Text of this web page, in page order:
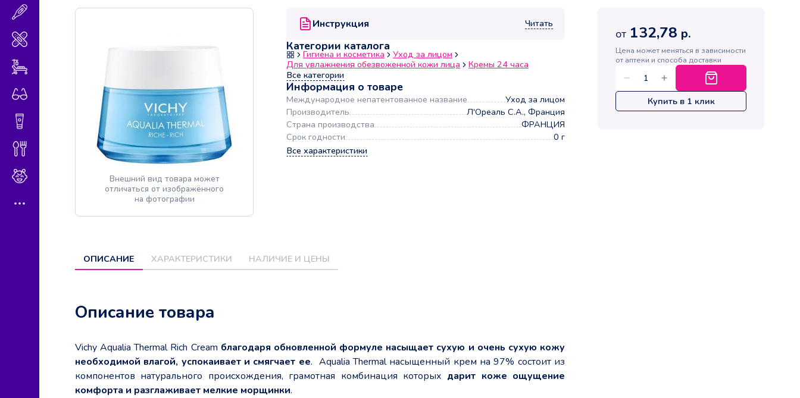
Медицинская техника
Гигиена и косметика
Диетическое питание
Внешний вид товара может
отличаться от изображённого
на фотографии
Инструкция Читать
Категории каталога
Гигиена и косметика
Уход за лицом
Для увлажнения обезвоженной кожи лица
Кремы 24 часа
Все категории
Информация о товаре
Международное непатентованное название
Уход за лицом
Производитель
Л'Ореаль С.А., Франция
Страна производства
ФРАНЦИЯ
Срок годности
0 г
Все характеристики
ОПИСАНИЕ ХАРАКТЕРИСТИКИ НАЛИЧИЕ И ЦЕНЫ
Описание товара
Vichy Aqualia Thermal Rich Cream благодаря обновленной формуле насыщает сухую и очень сухую кожу
необходимой влагой, успокаивает и смягчает ее. Aqualia Thermal насыщенный крем на 97% состоит из
компонентов натурального происхождения, грамотная комбинация которых дарит коже ощущение
комфорта и разглаживает мелкие морщинки.
от 132,78 р.
Цена может меняться в зависимости
от аптеки и способа доставки
Купить в 1 клик